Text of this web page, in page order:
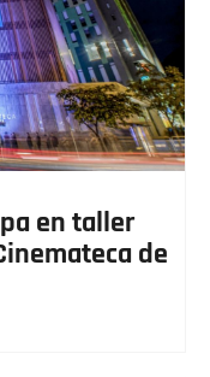
en taller
de